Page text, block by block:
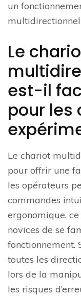
un
Le
est-il
pour les
Le chariot
pour offrir une
les opérateurs
commandes
ergonomique,
novices de se
fonctionnement.
toutes les
lors de la
les risques